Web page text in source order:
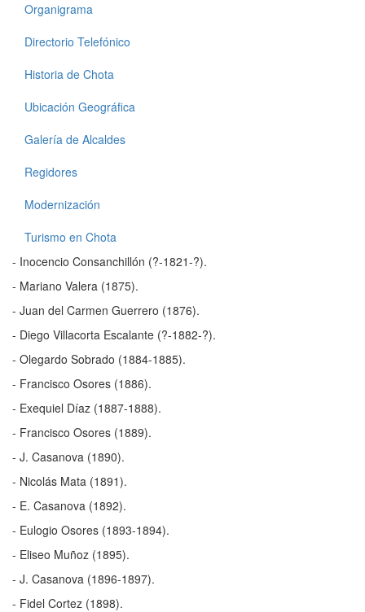
Organigrama
Directorio Telefónico
Historia de Chota
Ubicación Geográfica
Galería de Alcaldes
Regidores
Modernización
Turismo en Chota
- Inocencio Consanchillón (?-1821-?).
- Mariano Valera (1875).
- Juan del Carmen Guerrero (1876).
- Diego Villacorta Escalante (?-1882-?).
- Olegardo Sobrado (1884-1885).
- Francisco Osores (1886).
- Exequiel Díaz (1887-1888).
- Francisco Osores (1889).
- J. Casanova (1890).
- Nicolás Mata (1891).
- E. Casanova (1892).
- Eulogio Osores (1893-1894).
- Eliseo Muñoz (1895).
- J. Casanova (1896-1897).
- Fidel Cortez (1898).